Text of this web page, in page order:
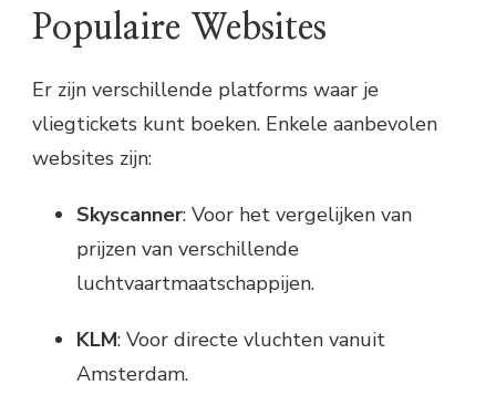
Populaire Websites
Er zijn verschillende platforms waar je
vliegtickets kunt boeken. Enkele aanbevolen
websites zijn:
Skyscanner: Voor het vergelijken van
prijzen van verschillende
luchtvaartmaatschappijen.
KLM: Voor directe vluchten vanuit
Amsterdam.